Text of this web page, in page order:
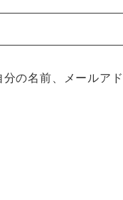
の名前、メールア